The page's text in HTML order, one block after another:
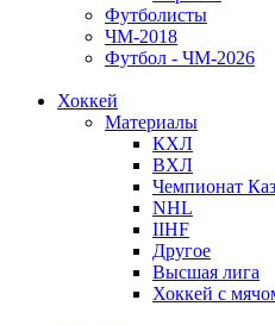
Футболисты
ЧМ-2018
Футбол - ЧМ-2026
Хоккей
Материалы
КХЛ
ВХЛ
Чемпионат
NHL
IIHF
Другое
Высшая лига
Хоккей с